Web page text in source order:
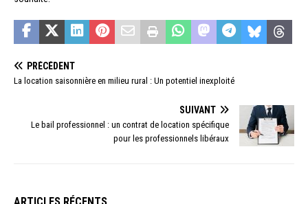
PRÉCÉDENT
La location saisonnière en milieu rural : Un potentiel inexploité
SUIVANT
Le bail professionnel : un contrat de location spécifique
pour les professionnels libéraux